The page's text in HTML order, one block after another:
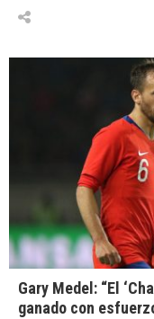
Gary Medel: “El
ganado con